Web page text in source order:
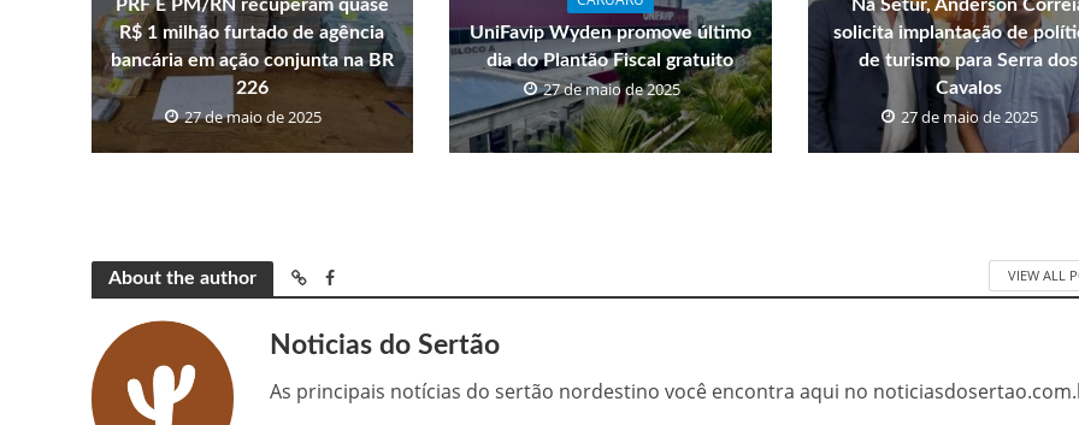
PRF E PM/RN recuperam quase
R$ 1 milhão furtado de agência
bancária em ação conjunta na BR
226
27 de maio de 2025
UniFavip Wyden promove último
dia do Plantão Fiscal gratuito
27 de maio de 2025
Na Setur, Anderson
solicita implantação de
de turismo para Serra dos
Cavalos
27 de maio de 2025
About the author VIEW ALL
Noticias do Sertão
As principais notícias do sertão nordestino você encontra aqui no